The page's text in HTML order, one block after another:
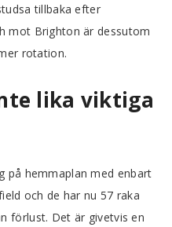
tillbaka efter
mot Brighton är dessutom
rotation.
lika viktiga
på hemmaplan med enbart
och de har nu 57 raka
förlust. Det är givetvis en